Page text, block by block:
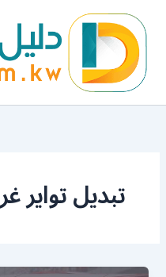
المحتوى
تبديل